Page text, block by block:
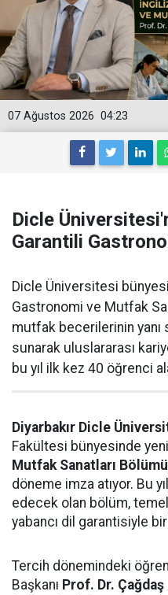
04:23
07 Ağustos 2026
Dicle
Garantili
Dicle Üniversitesi
Gastronomi ve Mutfak
mutfak becerilerinin
sunarak uluslararası
bu yıl ilk kez 40 öğrenci
Diyarbakır Dicle
Fakültesi bünyesinde yeni
Mutfak Sanatları Bölümü
döneme imza atıyor. Bu
edecek olan bölüm,
yabancı dil garantisiyle
Tercih dönemindeki
Başkanı Prof. Dr.